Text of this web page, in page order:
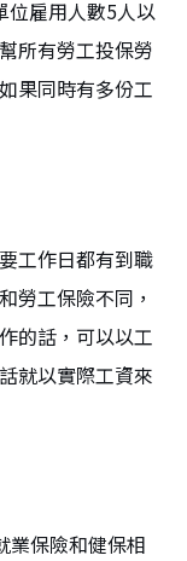
位雇用人數5人以
所有勞工投保勞
果同時有多份工
工作日都有到職
勞工保險不同，
的話，可以以工
就以實際工資來
業保險和健保相